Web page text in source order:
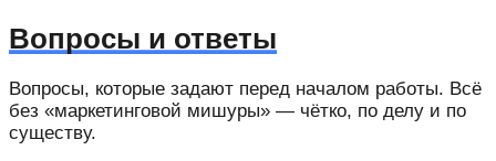
Вопросы и ответы
Вопросы, которые задают перед началом работы. Всё
без «маркетинговой мишуры» — чётко, по делу и по
существу.